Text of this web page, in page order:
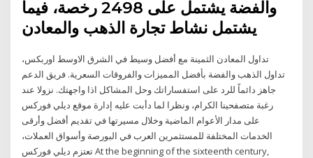
والفضة يشتمل على 2498 رخصة، فيما
يشتمل نشاط تجارة الذهب والمعادن
تداول المعادن الثمينة مع أفضل وسيط في الشرق الاوسط اوربكس،
تداول الذهب والفضة بأفضل المميزات والفروقات السعرية. فريق الدعم
جاهز دائماً للرد على استفساراتك وحل المشاكل اذا واجهتك. نزولا عند
رغبة متصفحينا الكرام، ونظرا لما دأبت عليه إدارة موقع ديلي فوركس
على مدار الأعوام الماضية وخلال مسيرتها في تقديم أفضل وأرقى
الخدمات المختلفة للمستثمرين العرب في البورصة وأسواق العملات،
تعتزم ديلي فوركس At the beginning of the sixteenth century,